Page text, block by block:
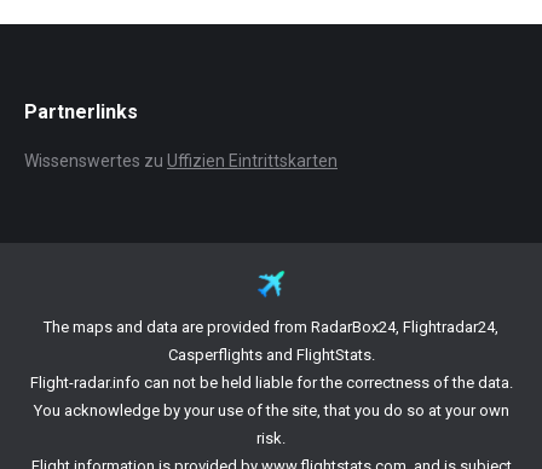
Partnerlinks
Wissenswertes zu Uffizien Eintrittskarten
The maps and data are provided from RadarBox24, Flightradar24,
Casperflights and FlightStats.
Flight-radar.info can not be held liable for the correctness of the data.
You acknowledge by your use of the site, that you do so at your own
risk.